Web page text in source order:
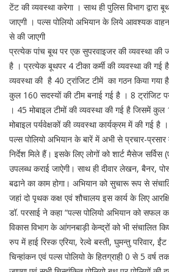
टेंट की व्यवस्था करेगा । साथ ही पुलिस विभाग द्वारा
जाएगी । पल्स पोलियो अभियान के लिये आवश्यक
से की जाएगी
प्रत्येक पांच बूथ पर एक सुपरवाइजर की व्यवस्था की
है । प्रत्येक बूथपर 4 टीका कर्मी की व्यवस्था की गई
व्यवस्था की है 40 ट्रांजिट टीमें का गठन किया
कुल 160 सदस्यों की टीम बनाई गई है । 8 ट्रांजिट
। 45 मोबाइल टीमों की व्यवस्था की गई है जिसमें
मोबाइल पर्यवेक्षकों की व्यवस्था कार्यक्रम में की गई है ।
पल्स पोलियो अभियान के बारें में अभी से प्रचार-
निर्देश मिले हैं। इसके लिए लोगों को शार्ट मैसेज
उपलब्ध कराई जाऐगी। साथ ही दीवार लेखन, बैनर,
बढाने का काम होगा। अभियान को सुचारू रूप से
जहां दो पृथक कक्ष एवं शौचालय इस कार्य के लिए
डॉ. परसाई ने कहा “पल्स पोलियो अभियान को सफल
विकास विभाग के आंगनबाड़ी केन्द्रों को भी संचालित
रुप में हाई रिस्क एरिया, रेल्वे बस्ती, घुमन्तु परिवार,
चिन्हांकन एवं पल्स पोलियो के हितग्राही 0 से 5 वर्ष